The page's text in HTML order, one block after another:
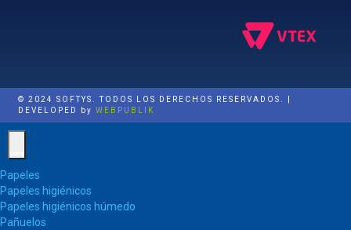
© 2024 SOFTYS. TODOS LOS DERECHOS RESERVADOS. |
DEVELOPED by WEBPUBLIK
Papeles
Papeles higiénicos
Papeles higiénicos húmedo
Pañuelos